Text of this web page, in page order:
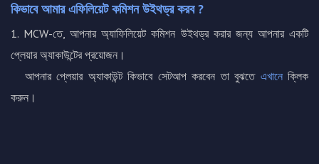
কিভাবে আমার এফিলিয়েট কমিশন উইথড্র করব ?
1. MCW-তে, আপনার অ্যাফিলিয়েট কমিশন উইথড্র করার জন্য আপনার একটি
প্লেয়ার অ্যাকাউন্টের প্রয়োজন।
আপনার প্লেয়ার অ্যাকাউন্ট কিভাবে সেটআপ করবেন তা বুঝতে এখানেক্লিক
করুন।